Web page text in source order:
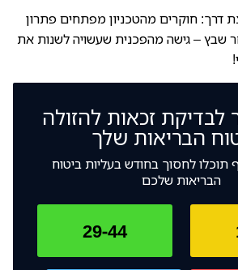
דרך: חוקרים מהטכניון מפתחים פתרון
שבץ – גישה מהפכנית שעשויה לשנות את
לבדיקת זכאות להזולה
הבריאות שלך
לחסוך בחודש בעליות ביטוח
הבריאות שלכם
29-44